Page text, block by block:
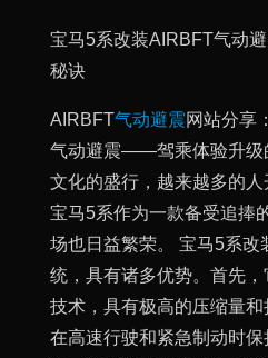
宝马5系改装AIRBFT气动
秘诀
AIRBFT气动避震网站分享
气动避震——驾乘体验升级
文化的盛行，越来越多的人
宝马5系作为一款备受追捧
场也日益繁荣。 宝马5系改
统，具有诸多优势。首先
技术，具有极高的压缩量
在高速行驶和紧急制动时